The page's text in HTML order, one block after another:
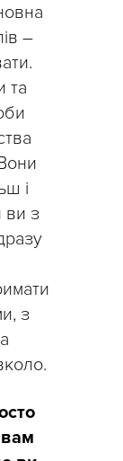
–
та
і
ви з
з